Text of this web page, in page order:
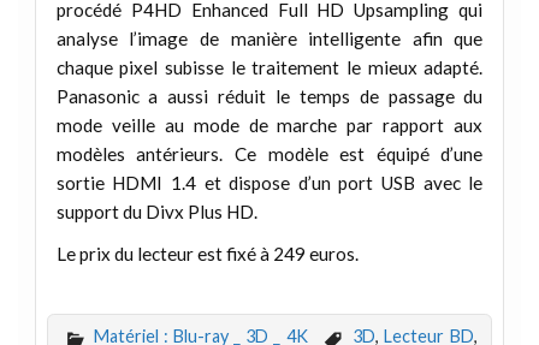
procédé P4HD Enhanced Full HD Upsampling qui
analyse l’image de manière intelligente afin que
chaque pixel subisse le traitement le mieux adapté.
Panasonic a aussi réduit le temps de passage du
mode veille au mode de marche par rapport aux
modèles antérieurs. Ce modèle est équipé d’une
sortie HDMI 1.4 et dispose d’un port USB avec le
support du Divx Plus HD.
Le prix du lecteur est fixé à 249 euros.
Matériel : Blu-ray _ 3D _ 4K 3D,Lecteur BD,